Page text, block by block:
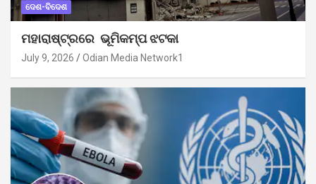
ଦେଶ-ବିଦେଶ
ମହାରାଷ୍ଟ୍ରରେ ଭୂମିକମ୍ପ ଝଟକା
July 9, 2026 Odian Media Network1